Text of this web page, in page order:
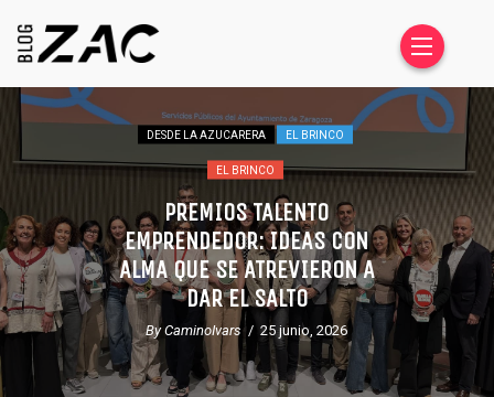
DESDE DENTRO DESDE LA AZUCARERA
HABLAR EN PÚBLICO NO VA
SOLO DE HABLAR
By CaminoIvars/ 2 junio, 2026